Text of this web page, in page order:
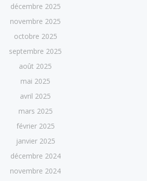
décembre 2025
novembre 2025
octobre 2025
septembre 2025
août 2025
mai 2025
avril 2025
mars 2025
février 2025
janvier 2025
décembre 2024
novembre 2024